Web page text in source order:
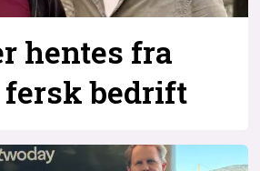
hentes fra
bedrift